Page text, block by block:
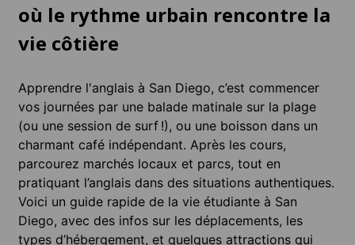
où le rythme urbain rencontre la
vie côtière
Apprendre l'anglais à San Diego, c’est commencer
vos journées par une balade matinale sur la plage
(ou une session de surf !), ou une boisson dans un
charmant café indépendant. Après les cours,
parcourez marchés locaux et parcs, tout en
pratiquant l’anglais dans des situations authentiques.
Voici un guide rapide de la vie étudiante à San
Diego, avec des infos sur les déplacements, les
types d’hébergement, et quelques attractions qui